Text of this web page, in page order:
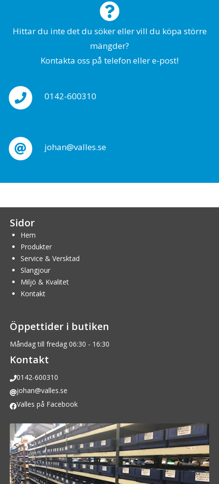
Hittar du inte det du söker eller vill du köpa större
mängder?
Kontakta oss på telefon eller e-post!
0142-600310
johan@valles.se
Sidor
Hem
Produkter
Service & Versktad
Slangjour
Miljö & Kvalitet
Kontakt
Öppettider i butiken
Måndag till fredag 06:30 - 16:30
Kontakt
0142-600310
johan@valles.se
Valles på Facebook